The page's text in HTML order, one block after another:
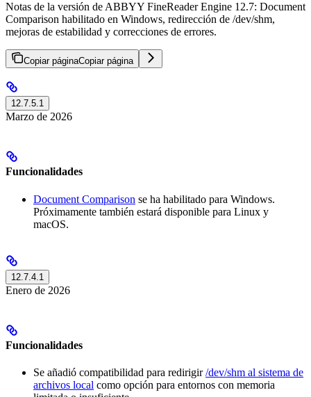
Notas de la versión de ABBYY FineReader Engine 12.7: Document
Comparison habilitado en Windows, redirección de /dev/shm,
mejoras de estabilidad y correcciones de errores.
Copiar páginaCopiar página
12.7.5.1
Marzo de 2026
Funcionalidades
Document Comparison se ha habilitado para Windows.
Próximamente también estará disponible para Linux y
macOS.
12.7.4.1
Enero de 2026
Funcionalidades
Se añadió compatibilidad para redirigir/dev/shm al sistema de
archivos local como opción para entornos con memoria